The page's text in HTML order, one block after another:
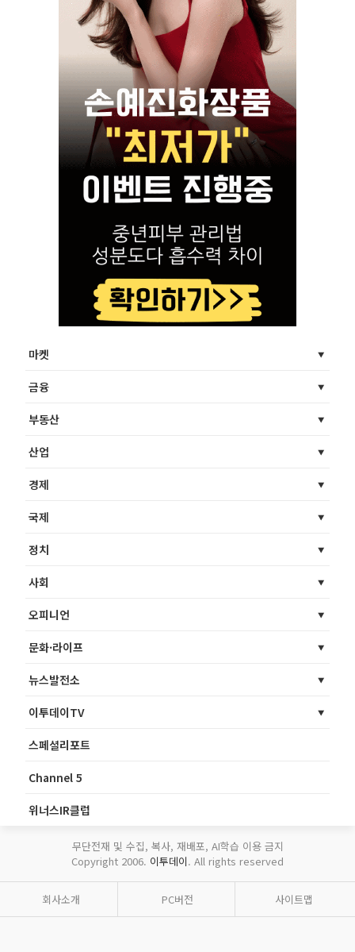
마켓
금융
부동산
산업
경제
국제
정치
사회
오피니언
문화·라이프
뉴스발전소
이투데이TV
스페셜리포트
Channel 5
위너스IR클럽
무단전재 및 수집, 복사, 재배포, AI학습 이용 금지
Copyright 2006. 이투데이. All rights reserved
회사소개 PC버전 사이트맵